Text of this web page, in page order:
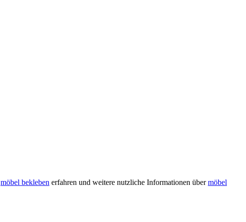
möbel bekleben erfahren und weitere nutzliche Informationen übermöbel